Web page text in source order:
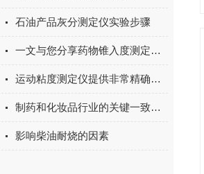
石油产品灰分测定仪实验步骤
一文与您分享药物锥入度测定仪的正确安装要点
运动粘度测定仪提供非常精确的数据
制药和化妆品行业的关键一致性测量方法
影响柴油耐烧的因素